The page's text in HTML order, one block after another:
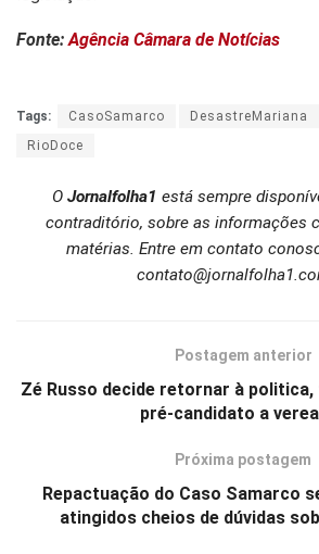
Fonte:Agência Câmara de Notícias
Tags: CasoSamarco DesastreMariana
RioDoce
O Jornalfolha1 está sempre
contraditório, sobre as informações
matérias. Entre em contato
Postagem anterior
Zé Russo decide retornar à politica,
pré-candidato a
Próxima postagem
Repactuação do Caso Samarco
atingidos cheios de dúvidas